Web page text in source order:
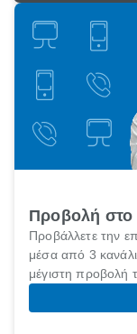
Προβολή στο
Προβάλλετε την
μέσα από 3
μέγιστη προβολή